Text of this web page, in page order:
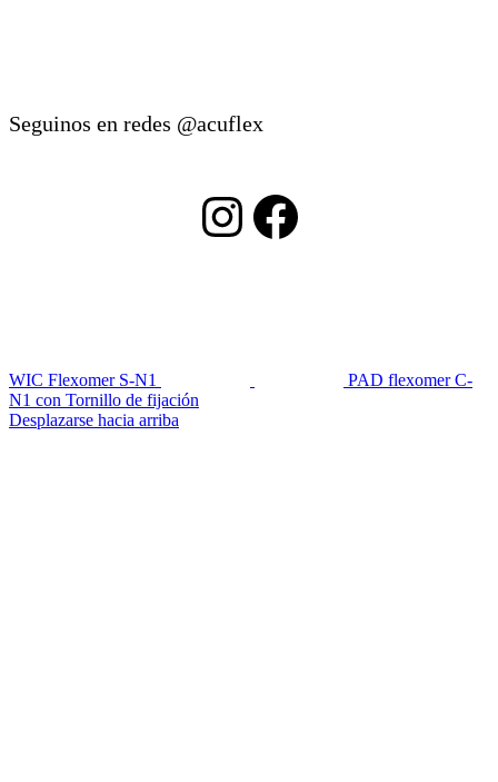
Seguinos en redes @acuflex
Instagram
Facebook
WIC Flexomer S-N1
PAD flexomer C-
N1 con Tornillo de fijación
Desplazarse hacia arriba